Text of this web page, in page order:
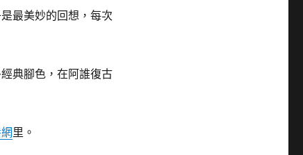
最美妙的回想，每次
典腳色，在阿誰復古
里。